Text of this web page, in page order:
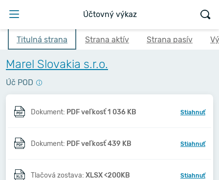
Účtovný výkaz
Titulná strana Strana aktív Strana pasív
Marel Slovakia s.r.o.
Úč POD
Dokument: PDF veľkosť 1 036 KB Stiahnuť
Dokument: PDF veľkosť 439 KB Stiahnuť
Tlačová zostava: XLSX <200KB Stiahnuť